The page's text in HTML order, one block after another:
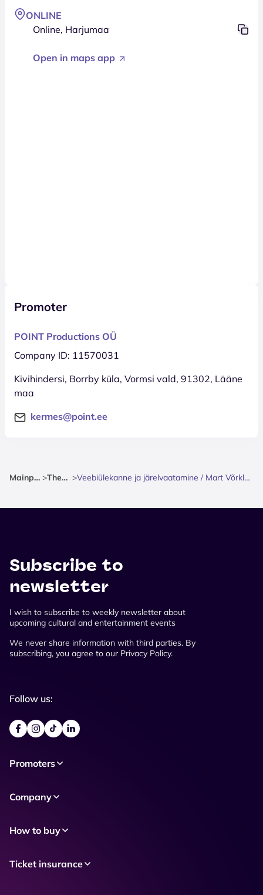
ONLINE
Online, Harjumaa
Open in maps app
Promoter
POINT Productions OÜ
Company ID: 11570031
Kivihindersi, Borrby küla, Vormsi vald, 91302, Lääne
maa
kermes@point.ee
Mainpage > Theatre > Veebiülekanne ja järelvaatamine / Mart Võrklaeva RÖST
Subscribe to
newsletter
I wish to subscribe to weekly newsletter about
upcoming cultural and entertainment events
We never share information with third parties. By
subscribing, you agree to our Privacy Policy.
Follow us:
Promoters
Company
How to buy
Ticket insurance